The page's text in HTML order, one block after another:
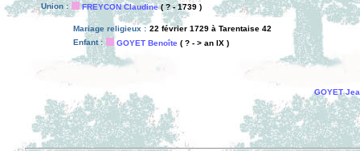
Union : FREYCON Claudine( ? - 1739 )
Mariage religieux : 22 février 1729 à Tarentaise 42
Enfant :
GOYET Benoîte ( ? - > an IX )
GOYET